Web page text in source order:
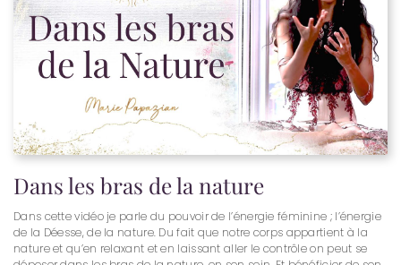
Dans les bras de la nature
Dans cette vidéo je parle du pouvoir de l’énergie féminine ; l’énergie
de la Déesse, de la nature. Du fait que notre corps appartient à la
nature et qu’en relaxant et en laissant aller le contrôle on peut se